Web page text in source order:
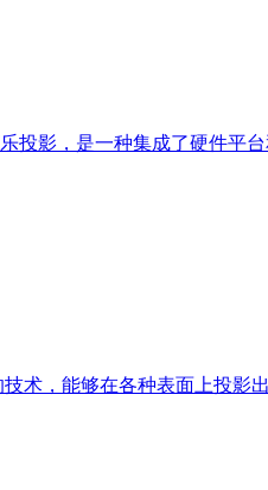
投影，是一种集成了硬件
术，能够在各种表面上投